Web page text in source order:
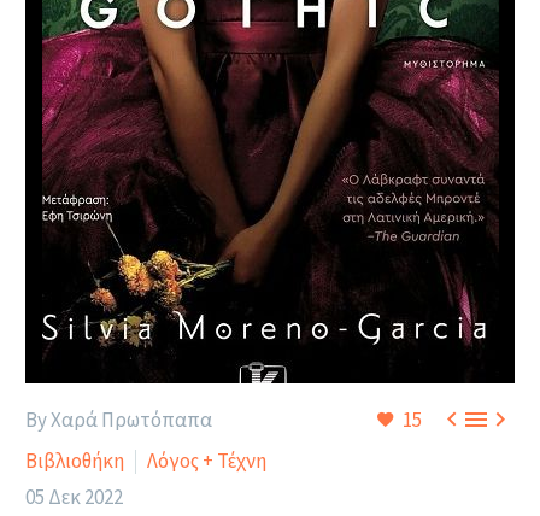
15 
By Χαρά Πρωτόπαπα
Βιβλιοθήκη
Λόγος + Τέχνη
05 Δεκ 2022